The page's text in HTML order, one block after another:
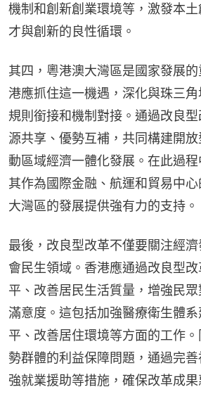
機制和創新創業環境等，激發本
才與創新的良性循環。
其四，粵港澳大灣區是國家發展
港應抓住這一機遇，深化與珠三
規則銜接和機制對接。通過改良
源共享、優勢互補，共同構建開
動區域經濟一體化發展。在此過
其作為國際金融、航運和貿易中
大灣區的發展提供強有力的支持。
最後，改良型改革不僅要關注經
會民生領域。香港應通過改良型
平、改善居民生活質量，增強民
滿意度。這包括加強醫療衛生體
平、改善居住環境等方面的工作
勢群體的利益保障問題，通過完
強就業援助等措施，確保改革成果